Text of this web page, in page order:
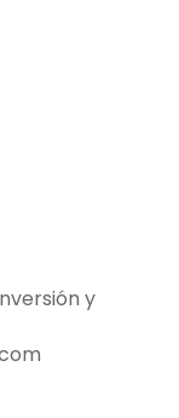
y